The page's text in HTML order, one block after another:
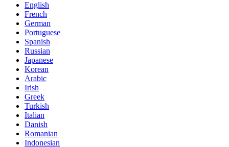
English
French
German
Portuguese
Spanish
Russian
Japanese
Korean
Arabic
Irish
Greek
Turkish
Italian
Danish
Romanian
Indonesian